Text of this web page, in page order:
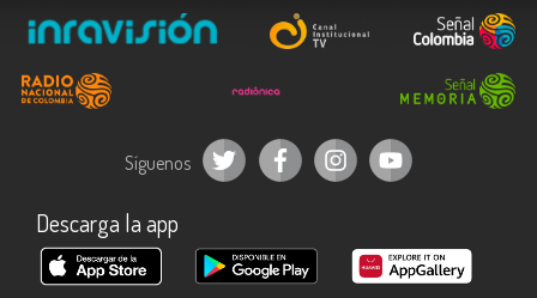
Síguenos
Descarga la app